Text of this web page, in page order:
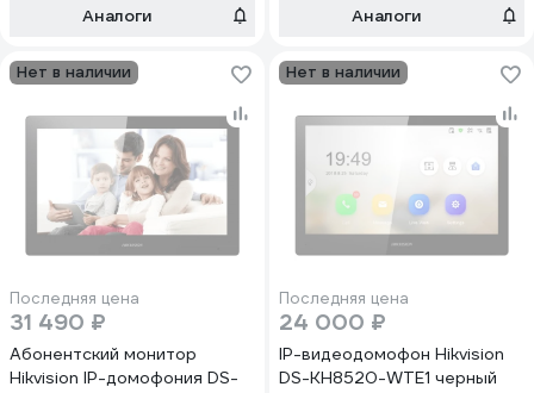
Аналоги Аналоги
Нет в наличии
Последняя цена
31 490 ₽
Абонентский монитор
Hikvision IP-домофония DS-
Нет в наличии
Последняя цена
24 000 ₽
IP-видеодомофон Hikvision
DS-KH8520-WTE1 черный